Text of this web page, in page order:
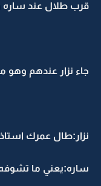
قرب طلال عند ساره
جاء نزار عندهم
نزار:طال عمرك
ساره:يعني ما